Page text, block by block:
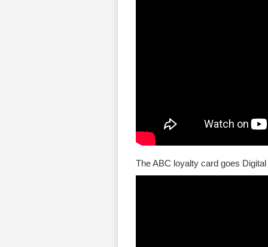
The ABC loyalty card goes Digital